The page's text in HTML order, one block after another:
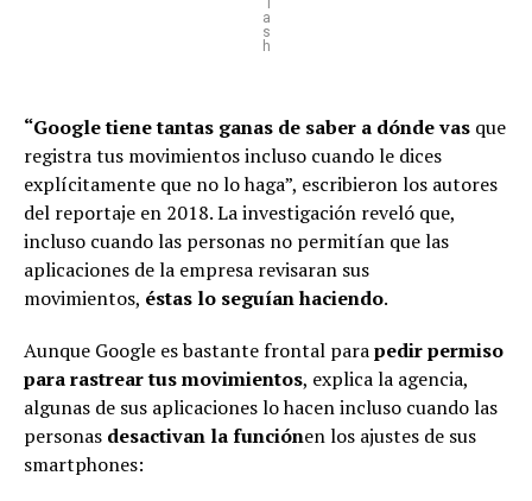
a
s
h
“Google tiene tantas ganas de saber a dónde vas que
registra tus movimientos incluso cuando le dices
explícitamente que no lo haga”, escribieron los autores
del reportaje en 2018. La investigación reveló que,
incluso cuando las personas no permitían que las
aplicaciones de la empresa revisaran sus
movimientos, éstas lo seguían haciendo.
Aunque Google es bastante frontal parapedir permiso
para rastrear tus movimientos, explica la agencia,
algunas de sus aplicaciones lo hacen incluso cuando las
personas desactivan la funciónen los ajustes de sus
smartphones: